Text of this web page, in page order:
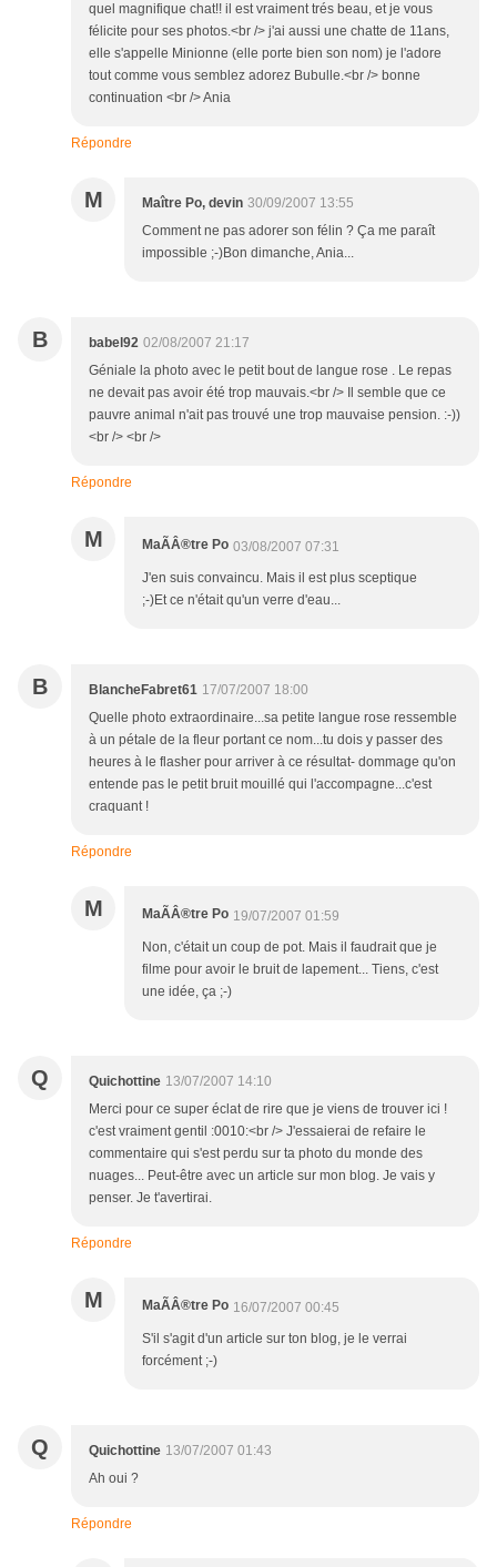
quel magnifique chat!! il est vraiment trés beau, et je vous
félicite pour ses photos.<br /> j'ai aussi une chatte de 11ans,
elle s'appelle Minionne (elle porte bien son nom) je l'adore
tout comme vous semblez adorez Bubulle.<br /> bonne
continuation <br /> Ania
Répondre
M Maître Po, devin 30/09/2007 13:55
Comment ne pas adorer son félin ? Ça me paraît
impossible ;-)Bon dimanche, Ania...
B babel92 02/08/2007 21:17
Géniale la photo avec le petit bout de langue rose . Le repas
ne devait pas avoir été trop mauvais.<br /> Il semble que ce
pauvre animal n'ait pas trouvé une trop mauvaise pension. :-))
<br /> <br />
Répondre
M MaÃÂ®tre Po 03/08/2007 07:31
J'en suis convaincu. Mais il est plus sceptique
;-)Et ce n'était qu'un verre d'eau...
B BlancheFabret61 17/07/2007 18:00
Quelle photo extraordinaire...sa petite langue rose ressemble
à un pétale de la fleur portant ce nom...tu dois y passer des
heures à le flasher pour arriver à ce résultat- dommage qu'on
entende pas le petit bruit mouillé qui l'accompagne...c'est
craquant !
Répondre
M MaÃÂ®tre Po 19/07/2007 01:59
Non, c'était un coup de pot. Mais il faudrait que je
filme pour avoir le bruit de lapement... Tiens, c'est
une idée, ça ;-)
Q Quichottine 13/07/2007 14:10
Merci pour ce super éclat de rire que je viens de trouver ici !
c'est vraiment gentil :0010:<br /> J'essaierai de refaire le
commentaire qui s'est perdu sur ta photo du monde des
nuages... Peut-être avec un article sur mon blog. Je vais y
penser. Je t'avertirai.
Répondre
M MaÃÂ®tre Po 16/07/2007 00:45
S'il s'agit d'un article sur ton blog, je le verrai
forcément ;-)
Q Quichottine 13/07/2007 01:43
Ah oui ?
Répondre